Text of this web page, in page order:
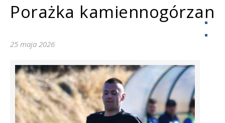
Porażka kamiennogórzan
25 maja 2026